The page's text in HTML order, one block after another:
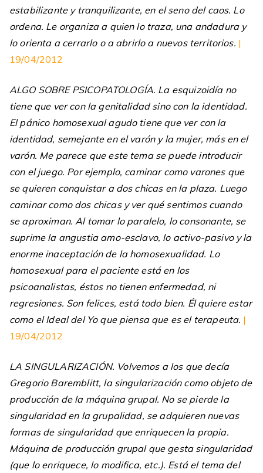
estabilizante y tranquilizante, en el seno del caos. Lo
ordena. Le organiza a quien lo traza, una andadura y
lo orienta a cerrarlo o a abrirlo a nuevos territorios. |
19/04/2012
ALGO SOBRE PSICOPATOLOGÍA. La esquizoidía no
tiene que ver con la genitalidad sino con la identidad.
El pánico homosexual agudo tiene que ver con la
identidad, semejante en el varón y la mujer, más en el
varón. Me parece que este tema se puede introducir
con el juego. Por ejemplo, caminar como varones que
se quieren conquistar a dos chicas en la plaza. Luego
caminar como dos chicas y ver qué sentimos cuando
se aproximan. Al tomar lo paralelo, lo consonante, se
suprime la angustia amo-esclavo, lo activo-pasivo y la
enorme inaceptación de la homosexualidad. Lo
homosexual para el paciente está en los
psicoanalistas, éstos no tienen enfermedad, ni
regresiones. Son felices, está todo bien. Él quiere estar
como el Ideal del Yo que piensa que es el terapeuta. |
19/04/2012
LA SINGULARIZACIÓN. Volvemos a los que decía
Gregorio Baremblitt, la singularización como objeto de
producción de la máquina grupal. No se pierde la
singularidad en la grupalidad, se adquieren nuevas
formas de singularidad que enriquecen la propia.
Máquina de producción grupal que gesta singularidad
(que lo enriquece, lo modifica, etc.). Está el tema del